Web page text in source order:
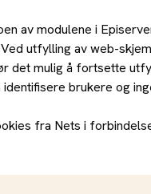
av modulene i
utfylling av web-
det mulig å fortsette
brukere og
fra Nets i